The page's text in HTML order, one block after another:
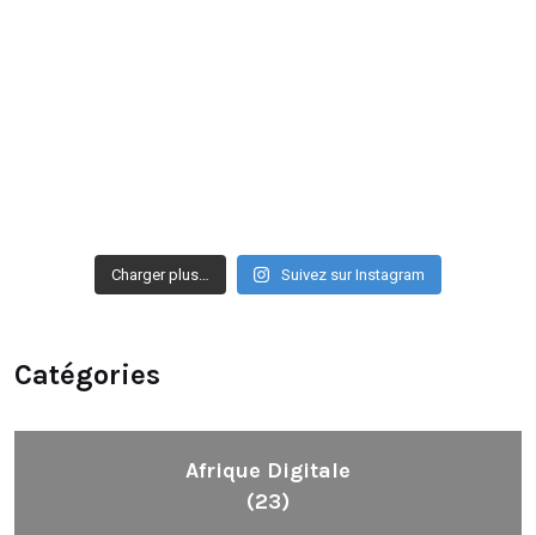
Charger plus… Suivez sur Instagram
Catégories
Afrique Digitale
(23)